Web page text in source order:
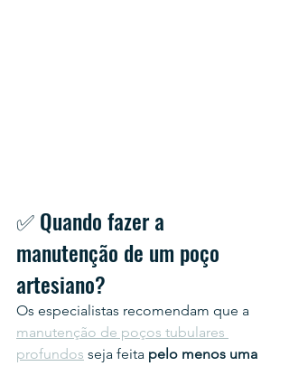
✅ Quando fazer a
manutenção de um poço
artesiano?
Os especialistas recomendam que a
manutenção de poços tubulares
profundos seja feita pelo menos uma